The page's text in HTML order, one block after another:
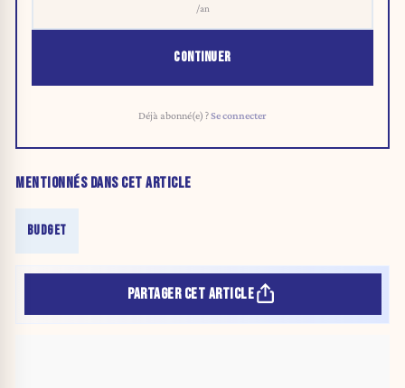
/an
CONTINUER
Déjà abonné(e) ?Se connecter
MENTIONNÉS DANS CET ARTICLE
BUDGET
PARTAGER CET ARTICLE